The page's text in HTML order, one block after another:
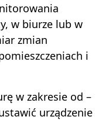
w biurze lub w
zmian
i
w zakresie od –
urządzenie